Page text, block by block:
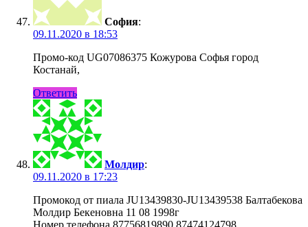
София:
09.11.2020 в 18:53
Промо-код UG07086375 Кожурова Софья город
Костанай,
Ответить
Молдир:
09.11.2020 в 17:23
Промокод от пиала JU13439830-JU13439538 Балтабекова
Молдир Бекеновна 11 08 1998г
Номер телефона 87756819890 87474124798